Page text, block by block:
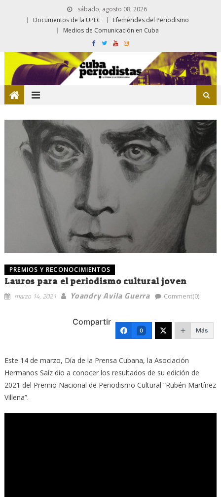
sábado, agosto 08, 2026
Documentos de la UPEC
Efemérides del Periodismo
Medios de Comunicación en Cuba
PREMIOS Y RECONOCIMIENTOS
Lauros para el periodismo cultural joven
marzo 14, 2021 Yoandry Avila Guerra Comment(0)
Compartir
0 Más
Este 14 de marzo, Día de la Prensa Cubana, la Asociación
Hermanos Saíz dio a conocer los resultados de su edición de
2021 del Premio Nacional de Periodismo Cultural “Rubén Martínez
Villena”.